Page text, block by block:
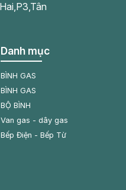
Danh mục
BÌNH GAS
BÌNH GAS
BỘ BÌNH
Van gas - dây gas
Bếp Điện - Bếp Từ